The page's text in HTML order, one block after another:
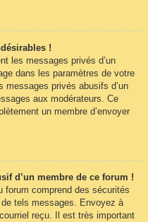
!
les messages privés d’un
dans les paramètres de votre
privés abusifs d’un
aux modérateurs. Ce
un membre d’envoyer
d’un membre de ce forum !
forum comprend des sécurités
tels messages. Envoyez à
reçu. Il est très important